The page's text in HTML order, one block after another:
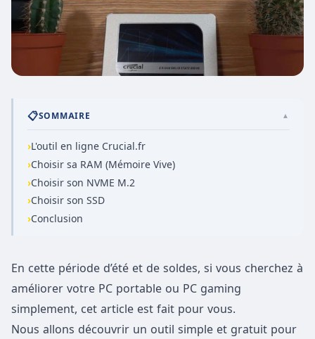
📋SOMMAIRE ▲
›L'outil en ligne Crucial.fr
›Choisir sa RAM (Mémoire Vive)
›Choisir son NVME M.2
›Choisir son SSD
›Conclusion
En cette période d’été et de soldes, si vous cherchez à
améliorer votre PC portable ou PC gaming
simplement, cet article est fait pour vous.
Nous allons découvrir un outil simple et gratuit pour